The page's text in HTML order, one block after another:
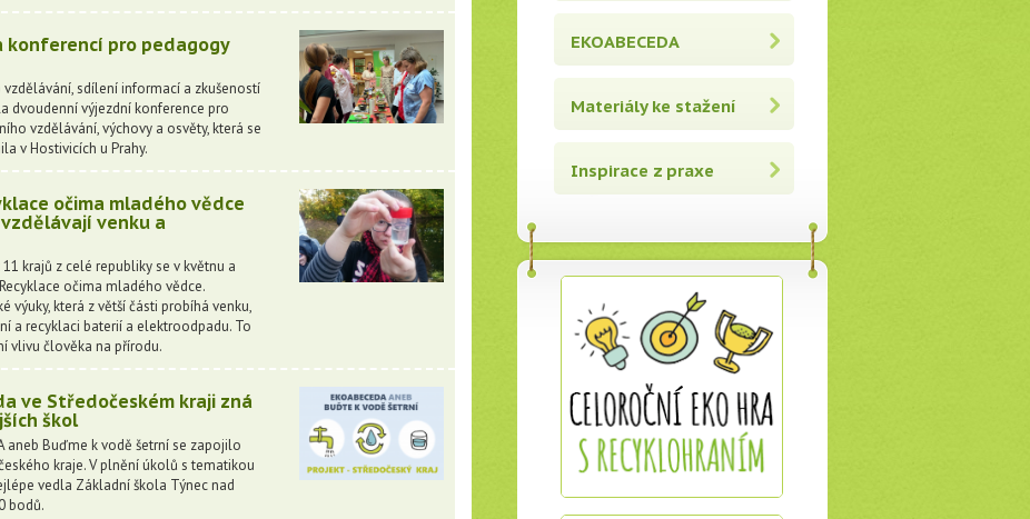
pro pedagogy
sdílení informací a zkušeností
dvoudenní výjezdní konference pro
vzdělávání, výchovy a osvěty, která se
v Hostivicích u Prahy.
očima mladého vědce
venku a
krajů z celé republiky se v květnu a
očima mladého vědce.
výuky, která z větší části probíhá venku,
a recyklaci baterií a elektroodpadu. To
vlivu člověka na přírodu.
ve Středočeském kraji zná
škol
aneb Buďme k vodě šetrní se zapojilo
kraje. V plnění úkolů s tematikou
vedla Základní škola Týnec nad
bodů.
EKOABECEDA
Materiály ke stažení
Inspirace z praxe